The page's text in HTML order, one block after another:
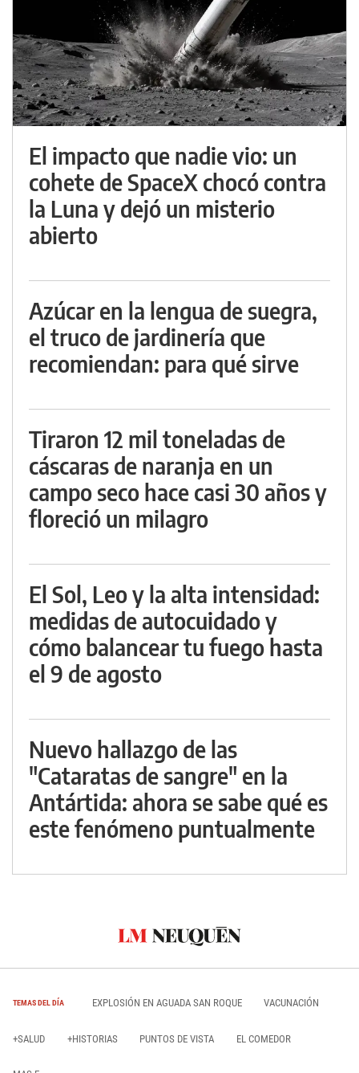
El impacto que nadie vio: un
cohete de SpaceX chocó contra
la Luna y dejó un misterio
abierto
Azúcar en la lengua de suegra,
el truco de jardinería que
recomiendan: para qué sirve
Tiraron 12 mil toneladas de
cáscaras de naranja en un
campo seco hace casi 30 años y
floreció un milagro
El Sol, Leo y la alta intensidad:
medidas de autocuidado y
cómo balancear tu fuego hasta
el 9 de agosto
Nuevo hallazgo de las
"Cataratas de sangre" en la
Antártida: ahora se sabe qué es
este fenómeno puntualmente
TEMAS DEL DÍA EXPLOSIÓN EN AGUADA SAN ROQUE VACUNACIÓN
+SALUD +HISTORIAS PUNTOS DE VISTA EL COMEDOR